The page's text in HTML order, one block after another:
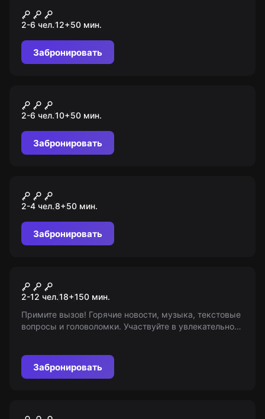
Escape the Lost Pyramid
2-6 чел.12+50 мин.
Забронировать
Space Station Tiberia
2-6 чел.10+50 мин.
Забронировать
Huxley 1
2-4 чел.8+50 мин.
Забронировать
Мозгобойня
2-12 чел.18+150 мин.
Примите вызов! Горячие новости, музыка, текстовые
вопросы и головоломки. Участвуйте в увлекательном
Забронировать